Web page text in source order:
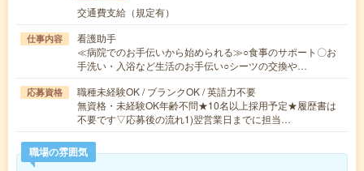
交通費支給（規定有）
仕事内容
看護助手
≪病院でのお手伝いから始められる≫○食事のサポート〇お
手洗い・入浴など生活のお手伝い○シーツの交換や…
応募資格
職種未経験OK / ブランクOK / 英語力不要
無資格・未経験OK年齢不問★10名以上採用予定★履歴書は
不要です▽応募後の流れ1)翌営業日までに担当…
職場の雰囲気